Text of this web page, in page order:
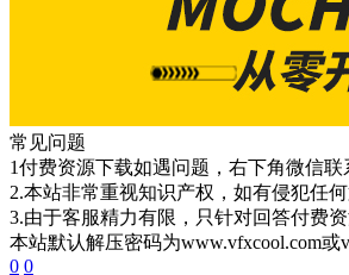
常见问题
1付费资源下载如遇问题，右下角微信联
2.本站非常重视知识产权，如有侵犯任
3.由于客服精力有限，只针对回答付费
本站默认解压密码为www.vfxcool.com或
0 0